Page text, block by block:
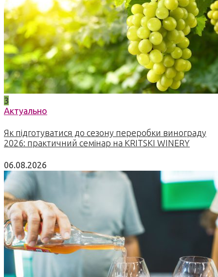
3
Актуально
Як підготуватися до сезону переробки винограду
2026: практичний семінар на KRITSKI WINERY
06.08.2026